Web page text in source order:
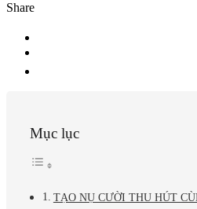
Share
Mục lục
TẠO NỤ CƯỜI THU HÚT